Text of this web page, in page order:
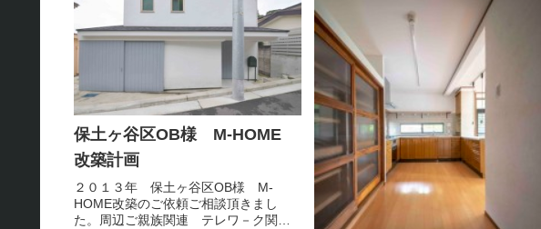
保土ヶ谷区OB様 M-HOME
改築計画
２０１３年 保土ヶ谷区OB様 M-
HOME改築のご依頼ご相談頂きまし
た。周辺ご親族関連 テレワ－ク関連